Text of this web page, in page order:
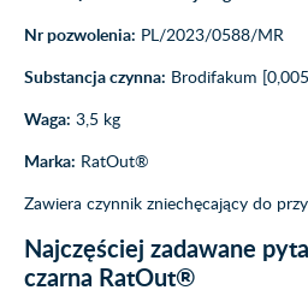
Nr pozwolenia: PL/2023/0588/MR
Substancja czynna: Brodifakum
Waga: 3,5 kg
Marka: RatOut®
Zawiera czynnik zniechęcający do
Najczęściej zadawane
czarna RatOut®